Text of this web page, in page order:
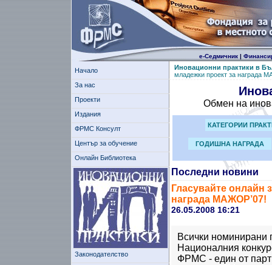
е-Седмичник|
Начало
За нас
Проекти
Издания
ФРМС Консулт
Център за обучение
Онлайн Библиотека
Законодателство
Иновационни практики в
младежки проект за награда
Обмен на
КАТЕГОРИИ
ГОДИШНА НАГРАДА
Последни новини
Гласувайте онлайн
награда МАЖОР’07!
26.05.2008 16:21
Всички номинирани
Националния
ФРМС - един от